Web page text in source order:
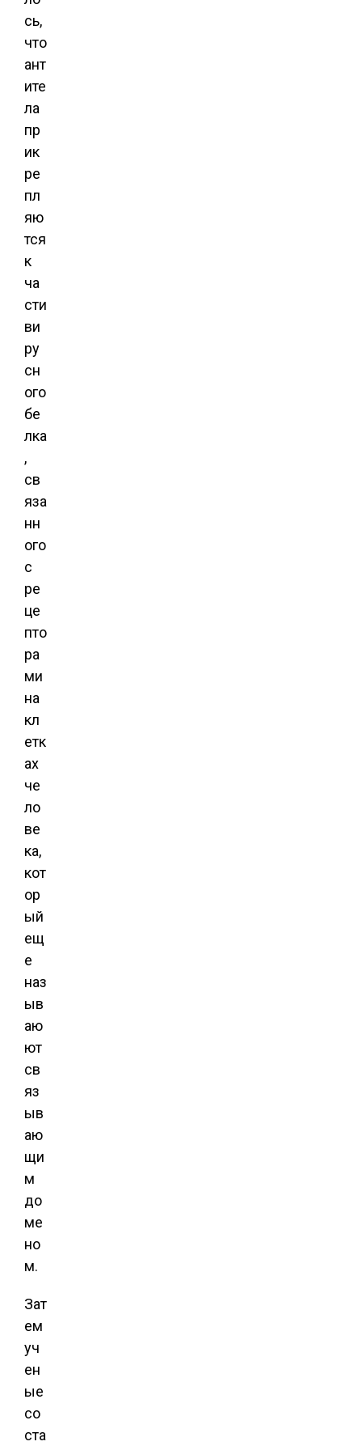
сь,
что
ант
ите
ла
пр
ик
ре
пл
яю
тся
к
ча
сти
ви
ру
сн
ого
бе
лка
,
св
яза
нн
ого
с
ре
це
пто
ра
ми
на
кл
етк
ах
че
ло
ве
ка,
кот
ор
ый
ещ
е
наз
ыв
аю
ют
св
яз
ыв
аю
щи
м
до
ме
но
м.
Зат
ем
уч
ен
ые
со
ста